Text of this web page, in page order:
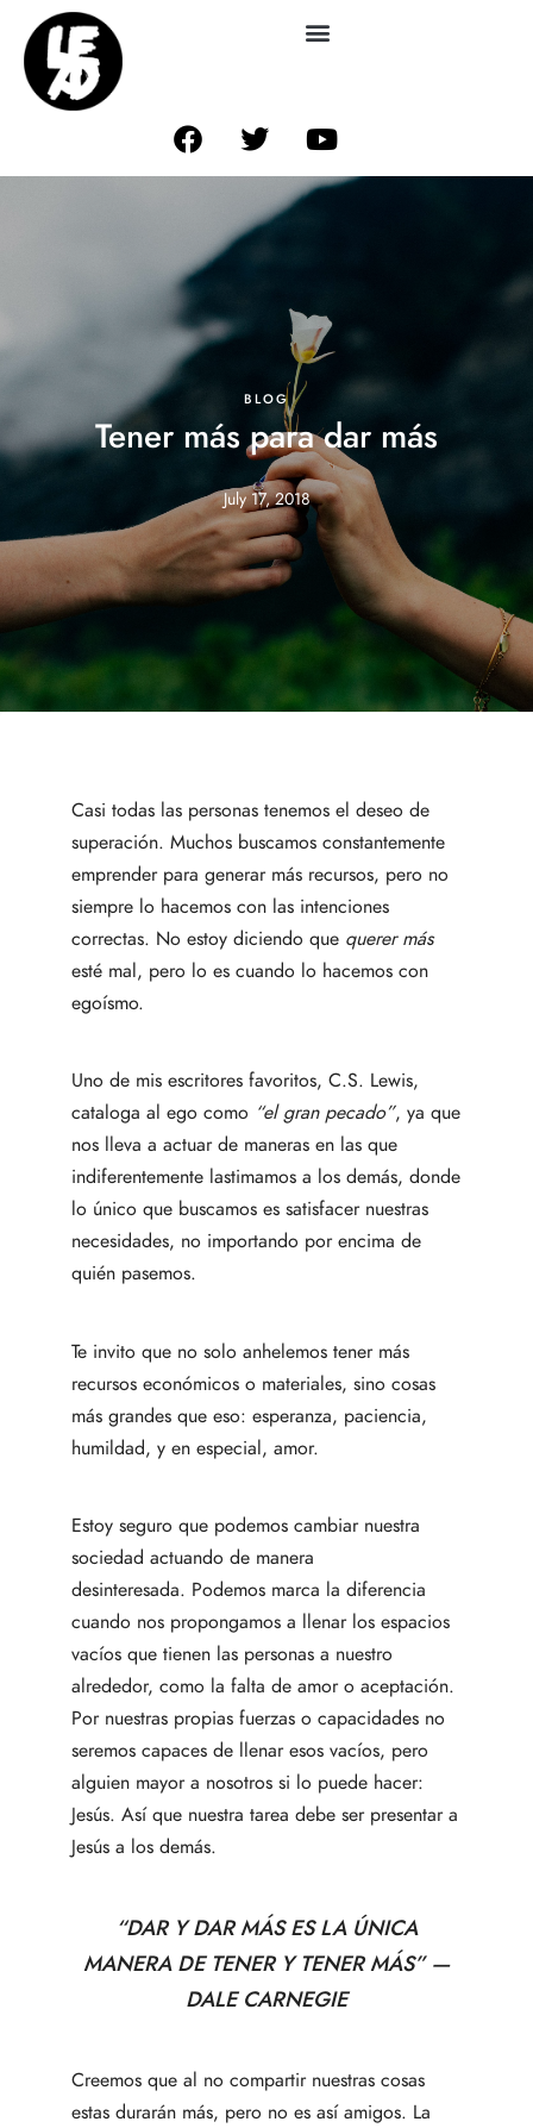
BLOG
Tener más para dar más
July 17, 2018
Casi todas las personas tenemos el deseo de
superación. Muchos buscamos constantemente
emprender para generar más recursos, pero no
siempre lo hacemos con las intenciones
correctas. No estoy diciendo que querer más
esté mal, pero lo es cuando lo hacemos con
egoísmo.
Uno de mis escritores favoritos, C.S. Lewis,
cataloga al ego como “el gran pecado”, ya que
nos lleva a actuar de maneras en las que
indiferentemente lastimamos a los demás, donde
lo único que buscamos es satisfacer nuestras
necesidades, no importando por encima de
quién pasemos.
Te invito que no solo anhelemos tener más
recursos económicos o materiales, sino cosas
más grandes que eso: esperanza, paciencia,
humildad, y en especial, amor.
Estoy seguro que podemos cambiar nuestra
sociedad actuando de manera
desinteresada. Podemos marca la diferencia
cuando nos propongamos a llenar los espacios
vacíos que tienen las personas a nuestro
alrededor, como la falta de amor o aceptación.
Por nuestras propias fuerzas o capacidades no
seremos capaces de llenar esos vacíos, pero
alguien mayor a nosotros si lo puede hacer:
Jesús. Así que nuestra tarea debe ser presentar a
Jesús a los demás.
“DAR Y DAR MÁS ES LA ÚNICA
MANERA DE TENER Y TENER MÁS” —
DALE CARNEGIE
Creemos que al no compartir nuestras cosas
estas durarán más, pero no es así amigos. La